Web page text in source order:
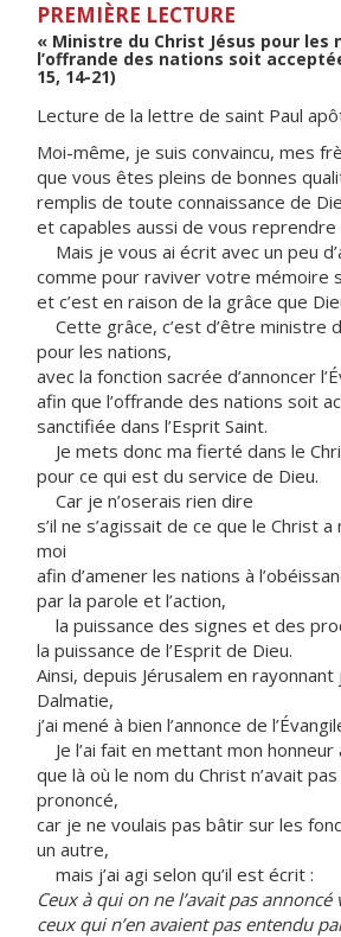
PREMIÈRE LECTURE
« Ministre du Christ Jésus pour les
l’offrande des nations soit
15, 14-21)
Lecture de la lettre de saint Paul
Moi-même, je suis convaincu, mes
que vous êtes pleins de bonnes
remplis de toute connaissance de
et capables aussi de vous reprendre
Mais je vous ai écrit avec un peu
comme pour raviver votre mémoire
et c’est en raison de la grâce que
Cette grâce, c’est d’être ministre
pour les nations,
avec la fonction sacrée d’annoncer
afin que l’offrande des nations soit
sanctifiée dans l’Esprit Saint.
Je mets donc ma fierté dans le
pour ce qui est du service de Dieu.
Car je n’oserais rien dire
s’il ne s’agissait de ce que le Christ
moi
afin d’amener les nations à
par la parole et l’action,
la puissance des signes et des
la puissance de l’Esprit de Dieu.
Ainsi, depuis Jérusalem en rayonnant
Dalmatie,
j’ai mené à bien l’annonce de
Je l’ai fait en mettant mon honneur
que là où le nom du Christ n’avait
prononcé,
car je ne voulais pas bâtir sur les
un autre,
mais j’ai agi selon qu’il est écrit :
Ceux à qui on ne l’avait pas annoncé
ceux qui n’en avaient pas entendu